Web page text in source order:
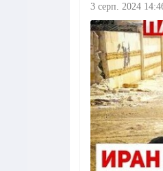
3 серп. 2024